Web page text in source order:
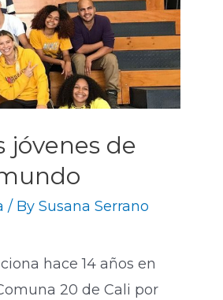
jóvenes de
/ BySusana Serrano
hace 14 años en
20 de Cali por